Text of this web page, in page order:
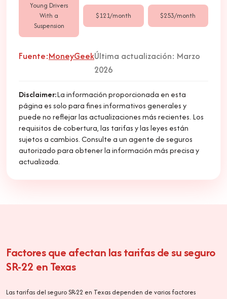
Young Drivers
With a
Suspension
$121/month $253/month
Fuente:MoneyGeekÚltima actualización: Marzo
2026
Disclaimer:La información proporcionada en esta
página es solo para fines informativos generales y
puede no reflejar las actualizaciones más recientes. Los
requisitos de cobertura, las tarifas y las leyes están
sujetos a cambios. Consulte a un agente de seguros
autorizado para obtener la información más precisa y
actualizada.
Factores que afectan las tarifas de su seguro
SR-22 en Texas
Las tarifas del seguro SR-22 en Texas dependen de varios factores